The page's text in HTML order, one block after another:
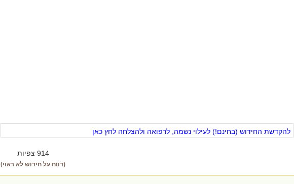
להקדשת החידוש (בחינם!) לעילוי נשמה, לרפואה ולהצלחה לחץ כאן
914 צפיות
(דווח על חידוש לא ראוי)